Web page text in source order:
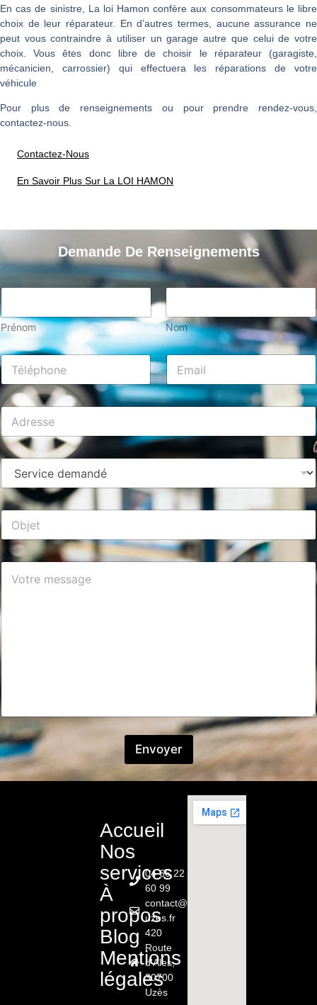
En cas de sinistre, La loi Hamon confère aux consommateurs le libre
choix de leur réparateur. En d’autres termes, aucune assurance ne
peut vous contraindre à utiliser un garage autre que celui de votre
choix. Vous êtes donc libre de choisir le réparateur (garagiste,
mécanicien, carrossier) qui effectuera les réparations de votre
véhicule
Pour plus de renseignements ou pour prendre rendez-vous,
contactez-nous.
Contactez-Nous
En Savoir Plus Sur La LOI HAMON
Demande De Renseignements
Prénom Nom
Envoyer
Accueil
Nos
services
À
propos
Blog
Mentions
légales
04 66 22
60 99
contact@renault-
uzes.fr
420
Route
d'Ales,
30700
Uzès